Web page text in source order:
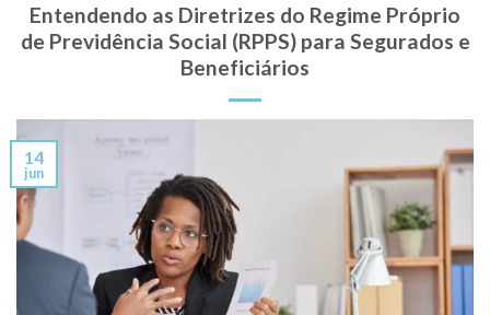
Entendendo as Diretrizes do Regime Próprio
de Previdência Social (RPPS) para Segurados e
Beneficiários
14
jun